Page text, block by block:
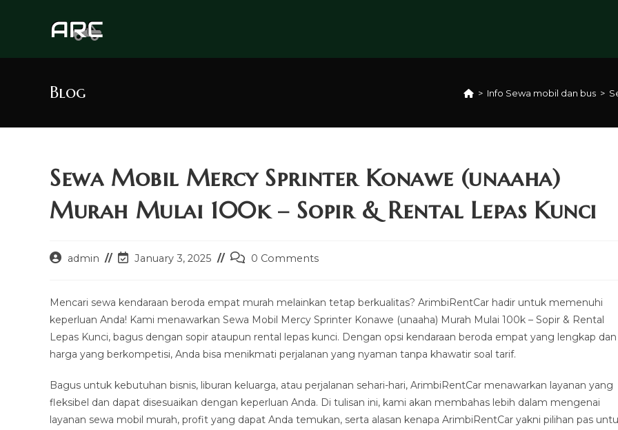
Blog > Info Sewa mobil dan bus >
Sewa Mobil Mercy Sprinter Konawe (unaaha)
Murah Mulai 100k – Sopir & Rental Lepas Kunci
Postadmin
PostJanuary 3, 2025
Post0 Comments
Mencari sewa kendaraan beroda empat murah melainkan tetap berkualitas? ArimbiRentCar hadir untuk memenuhi
keperluan Anda! Kami menawarkan Sewa Mobil Mercy Sprinter Konawe (unaaha) Murah Mulai 100k – Sopir & Rental
Lepas Kunci, bagus dengan sopir ataupun rental lepas kunci. Dengan opsi kendaraan beroda empat yang lengkap dan
harga yang berkompetisi, Anda bisa menikmati perjalanan yang nyaman tanpa khawatir soal tarif.
Bagus untuk kebutuhan bisnis, liburan keluarga, atau perjalanan sehari-hari, ArimbiRentCar menawarkan layanan yang
fleksibel dan dapat disesuaikan dengan keperluan Anda. Di tulisan ini, kami akan membahas lebih dalam mengenai
layanan sewa mobil murah, profit yang dapat Anda temukan, serta alasan kenapa ArimbiRentCar yakni pilihan pas